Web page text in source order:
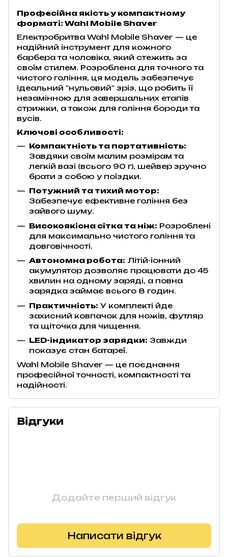
Професійна якість у компактному
форматі: Wahl Mobile Shaver
Електробритва Wahl Mobile Shaver — це
надійний інструмент для кожного
барбера та чоловіка, який стежить за
своїм стилем. Розроблена для точного та
чистого гоління, ця модель забезпечує
ідеальний "нульовий" зріз, що робить її
незамінною для завершальних етапів
стрижки, а також для гоління бороди та
вусів.
Ключові особливості:
Компактність та портативність:
Завдяки своїм малим розмірам та
легкій вазі (всього 90 г), шейвер зручно
брати з собою у поїздки.
Потужний та тихий мотор:
Забезпечує ефективне гоління без
зайвого шуму.
Високоякісна сітка та ніж: Розроблені
для максимально чистого гоління та
довговічності.
Автономна робота: Літій-іонний
акумулятор дозволяє працювати до 45
хвилин на одному заряді, а повна
зарядка займає всього 8 годин.
Практичність: У комплекті йде
захисний ковпачок для ножів, футляр
та щіточка для чищення.
LED-індикатор зарядки: Завжди
показує стан батареї.
Wahl Mobile Shaver — це поєднання
професійної точності, компактності та
надійності.
Відгуки
Додайте перший відгук
Написати відгук